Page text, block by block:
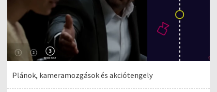
Plánok, kameramozgások és akciótengely